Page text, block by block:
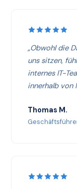
„Obwohl die
uns sitzen,
internes IT-
innerhalb von
Thomas M.